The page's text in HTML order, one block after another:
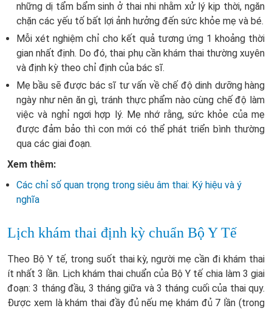
những dị tẩm bẩm sinh ở thai nhi nhằm xử lý kịp thời, ngăn
chặn các yếu tố bất lợi ảnh hưởng đến sức khỏe mẹ và bé.
Mỗi xét nghiệm chỉ cho kết quả tương ứng 1 khoảng thời
gian nhất định. Do đó, thai phụ cần khám thai thường xuyên
và định kỳ theo chỉ định của bác sĩ.
Mẹ bầu sẽ được bác sĩ tư vấn về chế độ dinh dưỡng hàng
ngày như nên ăn gì, tránh thực phẩm nào cùng chế độ làm
việc và nghỉ ngơi hợp lý. Mẹ nhớ rằng, sức khỏe của mẹ
được đảm bảo thì con mới có thể phát triển bình thường
qua các giai đoạn.
Xem thêm:
Các chỉ số quan trọng trong siêu âm thai: Ký hiệu và ý
nghĩa
Lịch khám thai định kỳ chuẩn Bộ Y Tế
Theo Bộ Y tế, trong suốt thai kỳ, người mẹ cần đi khám thai
ít nhất 3 lần. Lịch khám thai chuẩn của Bộ Y tế chia làm 3 giai
đoạn: 3 tháng đầu, 3 tháng giữa và 3 tháng cuối của thai quy.
Được xem là khám thai đầy đủ nếu mẹ khám đủ 7 lần (trong